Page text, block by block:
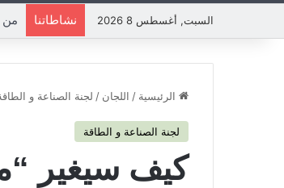
السبت, أغسطس 8 2026 نشاطاتنا من
الرئيسية / اللجان / لجنة الصناعة و
لجنة الصناعة و الطاقة